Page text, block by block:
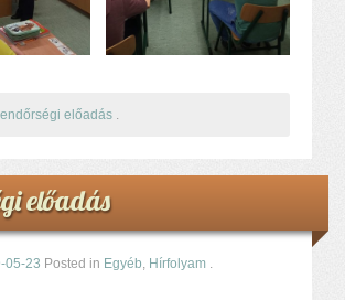
előadás
előadás
05-23 Posted in Egyéb Hírfolyam